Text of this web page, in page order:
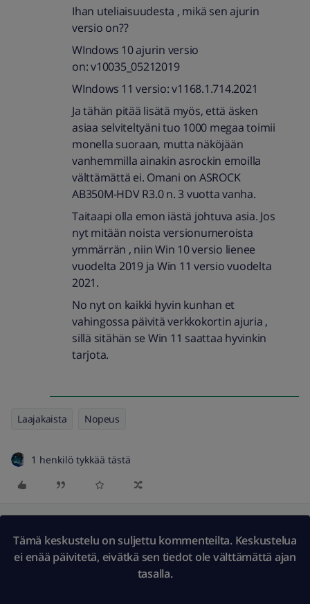
Ihan uteliaisuudesta , mikä sen ajurin
versio on??
WIndows 10 ajurin versio
on: v10035_05212019
WIndows 11 versio: v1168.1.714.2021
Ja tähän pitää lisätä myös, että äsken
asiaa selviteltyäni tuo 1000 megaa toimii
monella suoraan, mutta näköjään
vanhemmilla ainakin asrockin emoilla
välttämättä ei. Omani on ASROCK
AB350M-HDV R3.0 n. 3 vuotta vanha.
Taitaapi olla emon iästä johtuva asia. Jos
nyt mitään noista versionumeroista
ymmärrän , niin Win 10 versio lienee
vuodelta 2019 ja Win 11 versio vuodelta
2021.
No nyt on kaikki hyvin kunhan et
vahingossa päivitä verkkokortin ajuria ,
sillä sitähän se Win 11 saattaa hyvinkin
tarjota.
Laajakaista Nopeus
1 henkilö tykkää tästä
Tämä keskustelu on suljettu kommenteilta. Keskustelua
ei enää päivitetä, eivätkä sen tiedot ole välttämättä ajan
tasalla.